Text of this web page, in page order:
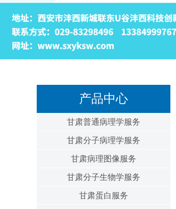
产品中心
甘肃普通病理学服务
甘肃分子病理学服务
甘肃病理图像服务
甘肃分子生物学服务
甘肃蛋白服务